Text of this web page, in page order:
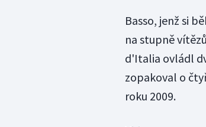
Basso, jenž si
na stupně
d'Italia ovládl
zopakoval o
roku 2009.